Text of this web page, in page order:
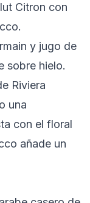
Citron con
y jugo de
sobre hielo.
Riviera
una
con el floral
añade un